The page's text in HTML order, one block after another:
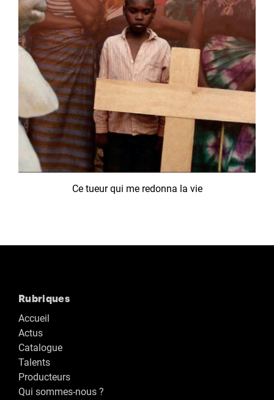
Ce tueur qui me redonna la vie
Rubriques
Accueil
Actus
Catalogue
Talents
Producteurs
Qui sommes-nous ?